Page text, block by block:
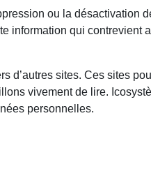
ou la
information qui
d’autres sites. Ces sites
vivement de lire.
personnelles.